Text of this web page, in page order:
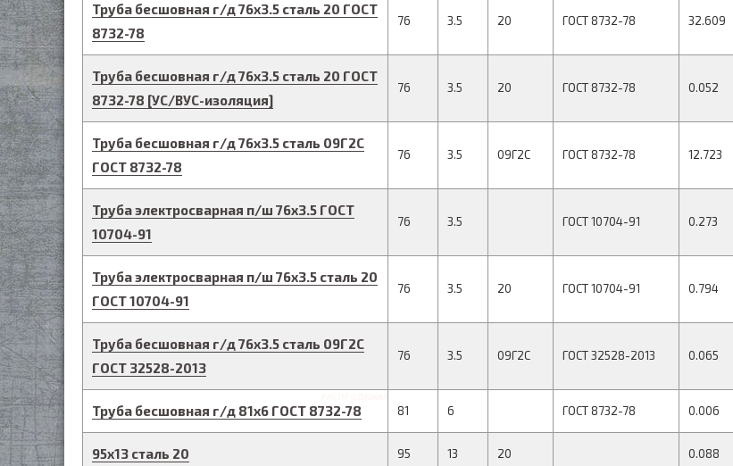
Труба бесшовная г/д76х3.5 сталь 20 ГОСТ
8732-78
76 3.5 20 ГОСТ 8732-78 32.609
Труба бесшовная г/д76х3.5 сталь 20 ГОСТ
8732-78 [УС/ВУС-изоляция]
76 3.5 20 ГОСТ 8732-78 0.052
Труба бесшовная г/д76х3.5 сталь 09Г2С
ГОСТ 8732-78
76 3.5 09Г2С ГОСТ 8732-78 12.723
Труба электросварная п/ш 76х3.5 ГОСТ
10704-91
76 3.5 ГОСТ 10704-91 0.273
Труба электросварная п/ш 76х3.5 сталь 20
ГОСТ 10704-91
76 3.5 20 ГОСТ 10704-91 0.794
Труба бесшовная г/д76х3.5 сталь 09Г2С
ГОСТ 32528-2013
76 3.5 09Г2С ГОСТ 32528-2013 0.065
Труба бесшовная г/д 81х6 ГОСТ 8732-78 81 6 ГОСТ 8732-78 0.006
95х13 сталь 20 95 13 20 0.088